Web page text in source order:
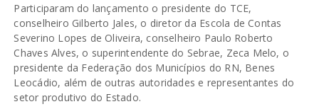
Participaram do lançamento o presidente do TCE,
conselheiro Gilberto Jales, o diretor da Escola de Contas
Severino Lopes de Oliveira, conselheiro Paulo Roberto
Chaves Alves, o superintendente do Sebrae, Zeca Melo, o
presidente da Federação dos Municípios do RN, Benes
Leocádio, além de outras autoridades e representantes do
setor produtivo do Estado.